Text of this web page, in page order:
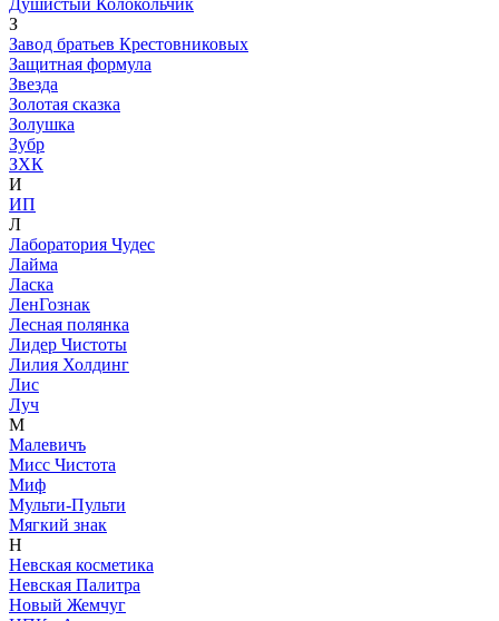
Душистый Колокольчик
З
Завод братьев Крестовниковых
Защитная формула
Звезда
Золотая сказка
Золушка
Зубр
ЗХК
И
ИП
Л
Лаборатория Чудес
Лайма
Ласка
ЛенГознак
Лесная полянка
Лидер Чистоты
Лилия Холдинг
Лис
Луч
М
Малевичъ
Мисс Чистота
Миф
Мульти-Пульти
Мягкий знак
Н
Невская косметика
Невская Палитра
Новый Жемчуг